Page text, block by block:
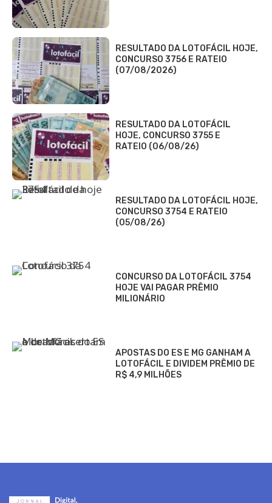
RESULTADO DA LOTOFÁCIL HOJE,
CONCURSO 3756 E RATEIO
(07/08/2026)
RESULTADO DA LOTOFÁCIL
HOJE, CONCURSO 3755 E
RATEIO (06/08/26)
RESULTADO DA LOTOFÁCIL HOJE,
CONCURSO 3754 E RATEIO
(05/08/26)
CONCURSO DA LOTOFÁCIL 3754
HOJE VAI PAGAR PRÊMIO
MILIONÁRIO
APOSTAS DO ES E MG GANHAM A
LOTOFÁCIL E DIVIDEM PRÊMIO DE
R$ 4,9 MILHÕES